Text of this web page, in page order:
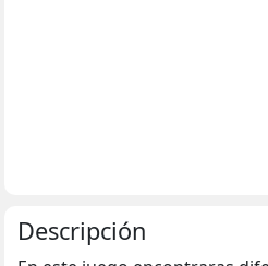
Descripción